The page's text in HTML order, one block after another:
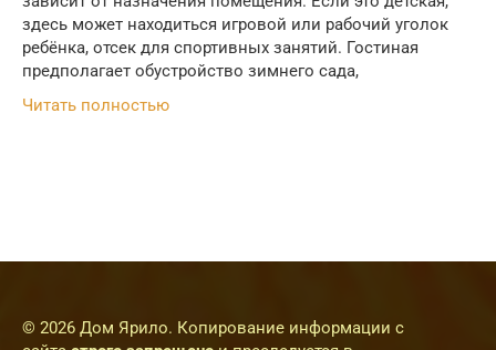
здесь может находиться игровой или рабочий уголок
ребёнка, отсек для спортивных занятий. Гостиная
предполагает обустройство зимнего сада,
Читать полностью
© 2026 Дом Ярило. Копирование информации с